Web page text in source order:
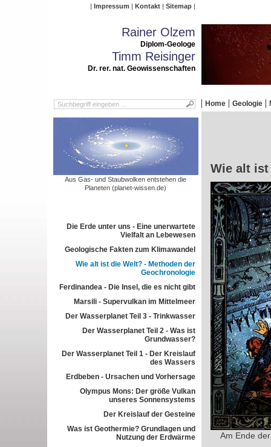
Impressum Kontakt Sitemap
Rainer Olzem
Diplom-Geologe
Timm Reisinger
Dr. rer. nat. Geowissenschaften
Home Geologie
Aus Gas- und Staubwolken entstehen die
Planeten (planet-wissen.de)
Die Erde unter uns - Eine unerwartete
Vielfalt an Lebewesen
Geologische Fakten zum Klimawandel
Wie alt ist die Welt? - Methoden der
Geochronologie
Ferdinandea - Die Insel, die es nicht gibt
Marsili - Supervulkan im Mittelmeer
Der Wasserplanet Teil 3 - Trinkwasser
Der Wasserplanet Teil 2 - Was ist
Grundwasser?
Der Wasserplanet Teil 1 - Der Kreislauf
des Wassers
Erdbeben - Ursachen und Vorhersage
Olympus Mons: Der größe Vulkan
unseres Sonnensystems
Der Kreislauf der Gesteine
Was ist Geothermie? Grundlagen und
Nutzung der Erdwärme
Wie alt ist
Am Ende